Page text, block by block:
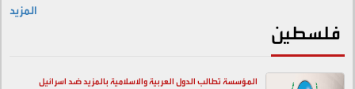
المزيد
فلسطين
المؤسسة تطالب الدول العربية والاسلامية بالمزيد ضد اسرائيل